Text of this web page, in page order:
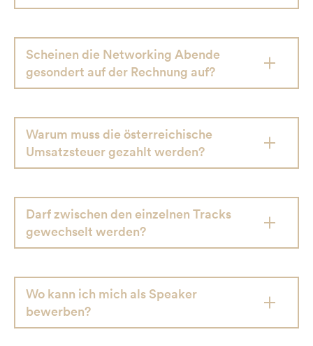
Scheinen die Networking Abende
gesondert auf der Rechnung auf?
Warum muss die österreichische
Umsatzsteuer gezahlt werden?
Darf zwischen den einzelnen Tracks
gewechselt werden?
Wo kann ich mich als Speaker
bewerben?